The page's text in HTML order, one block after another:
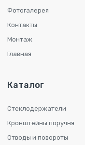
Фотогалерея
Контакты
Монтаж
Главная
Каталог
Стеклодержатели
Кронштейны поручня
Отводы и повороты